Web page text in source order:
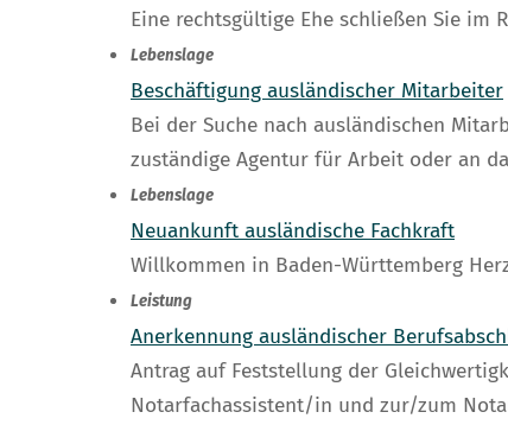
Eine rechtsgültige Ehe schließen Sie im
Lebenslage
Beschäftigung ausländischer Mitarbeiter
Bei der Suche nach ausländischen
zuständige Agentur für Arbeit oder an
Lebenslage
Neuankunft ausländische Fachkraft
Willkommen in Baden-Württemberg
Leistung
Anerkennung ausländischer
Antrag auf Feststellung der
Notarfachassistent/in und zur/zum